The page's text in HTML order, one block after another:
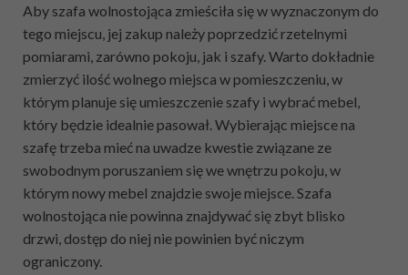
Aby szafa wolnostojąca zmieściła się w wyznaczonym do
tego miejscu, jej zakup należy poprzedzić rzetelnymi
pomiarami, zarówno pokoju, jak i szafy. Warto dokładnie
zmierzyć ilość wolnego miejsca w pomieszczeniu, w
którym planuje się umieszczenie szafy i wybrać mebel,
który będzie idealnie pasował. Wybierając miejsce na
szafę trzeba mieć na uwadze kwestie związane ze
swobodnym poruszaniem się we wnętrzu pokoju, w
którym nowy mebel znajdzie swoje miejsce. Szafa
wolnostojąca nie powinna znajdywać się zbyt blisko
drzwi, dostęp do niej nie powinien być niczym
ograniczony.